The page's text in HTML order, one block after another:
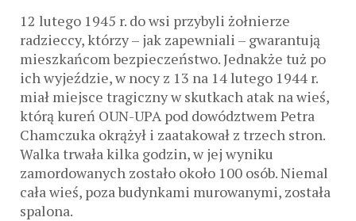
12 lutego 1945 r. do wsi przybyli żołnierze
radzieccy, którzy – jak zapewniali – gwarantują
mieszkańcom bezpieczeństwo. Jednakże tuż po
ich wyjeździe, w nocy z 13 na 14 lutego 1944 r.
miał miejsce tragiczny w skutkach atak na wieś,
którą kureń OUN-UPA pod dowództwem Petra
Chamczuka okrążył i zaatakował z trzech stron.
Walka trwała kilka godzin, w jej wyniku
zamordowanych zostało około 100 osób. Niemal
cała wieś, poza budynkami murowanymi, została
spalona.